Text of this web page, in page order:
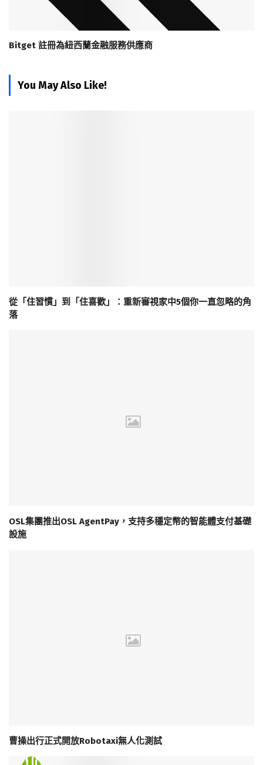
Bitget 註冊為紐西蘭金融服務供應商
You May Also Like!
從「住習慣」到「住喜歡」：重新審視家中5個你一直忽略的角
落
OSL集團推出OSL AgentPay，支持多穩定幣的智能體支付基礎
設施
曹操出行正式開放Robotaxi無人化測試